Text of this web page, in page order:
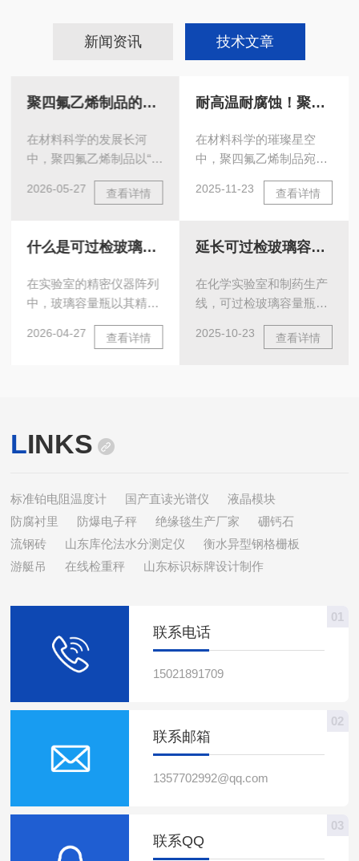
新闻资讯 技术文章
聚四氟乙烯制品的实际应用
在材料科学的发展长河
中，聚四氟乙烯制品以“塑
料王”的美誉脱颖而出。这
种由氟原子紧密包裹碳链
耐高温、抗腐蚀、低摩擦
等特性，突破传统材料的
性能边界，在众多关键领
域成为不可替代的核心支
撑，其实际应用的广度与
深度，正持续重塑着工业
生产与日常生活的格局。
酸、强碱及各类有机溶剂
中稳定的C-F键，赋予其
较强的化学惰性，能抵御
绝大多数强腐蚀性...
2026-05-27 查看详情
什么是可过检玻璃容量瓶？计量合规核心器皿
在实验室的精密仪器阵列
中，玻璃容量瓶以其精准
的定容能力，成为溶液配
制环节的核心工具。而可
求的器皿，堪称计量合规
的核心支撑。它不仅承载
能，更肩负着为实验结果
溯源、为检测数据背书的
关键使命，是实验室筑牢
质量底线的重要基石。可
过检玻璃容量瓶，核心特
定，符合国家计量检定规
程的技术要求。与普通容
量瓶相比，它的差异并非
2026-04-27 查看详情
耐高温耐腐蚀！聚四氟乙烯制品的五大核心优势
在材料科学的璀璨星空
中，聚四氟乙烯制品宛如
一颗耀眼恒星，凭借一系
列特性，成为众多严苛工
料。其展现出的五大核心
优势，不仅重塑了行业生
产标准，更为科技创新开
辟新径。一、超凡耐温性
能，拓宽应用边界聚四氟
乙烯制品拥有令人惊叹的
宽域耐温本领，能
机燃烧室周边密封件位
置，耐受持续炙烤，防止
关键部位泄漏，确保动...
2025-11-23 查看详情
延长可过检玻璃容量瓶使用寿命的关键
在化学实验室和制药生产
线，可过检玻璃容量瓶作
为计量的核心器具，其耐
化学腐蚀性能直接关系到
度解析耐腐蚀涂层的技术
突破，探讨其如何成为延
长可过检玻璃容量瓶寿命
的革命性解决方案。一、
传统困境与技术瓶颈普通
触强氧化剂(如重铬酸
钾)、有机溶剂
(DMF/DMSO)或高温高压
2025-10-23 查看详情
LINKS
标准铂电阻温度计 国产直读光谱仪
液晶模块
防腐衬里
防爆电子秤 绝缘毯生产厂家
硼钙石
流钢砖
山东库伦法水分测定仪
衡水异型钢格栅板
游艇吊
在线检重秤 山东标识标牌设计制作
联系电话
15021891709
01
联系邮箱
1357702992@qq.com
02
联系QQ
03